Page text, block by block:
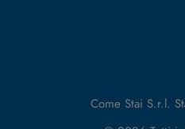
Come Stai S.r.l.